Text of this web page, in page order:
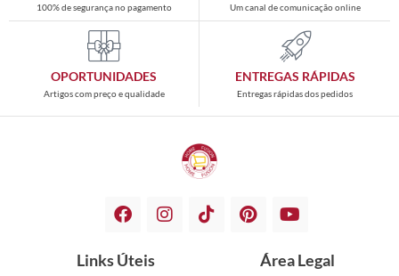
100% de segurança no pagamento Um canal de comunicação online
OPORTUNIDADES
Artigos com preço e qualidade
ENTREGAS RÁPIDAS
Entregas rápidas dos pedidos
Links Úteis Área Legal